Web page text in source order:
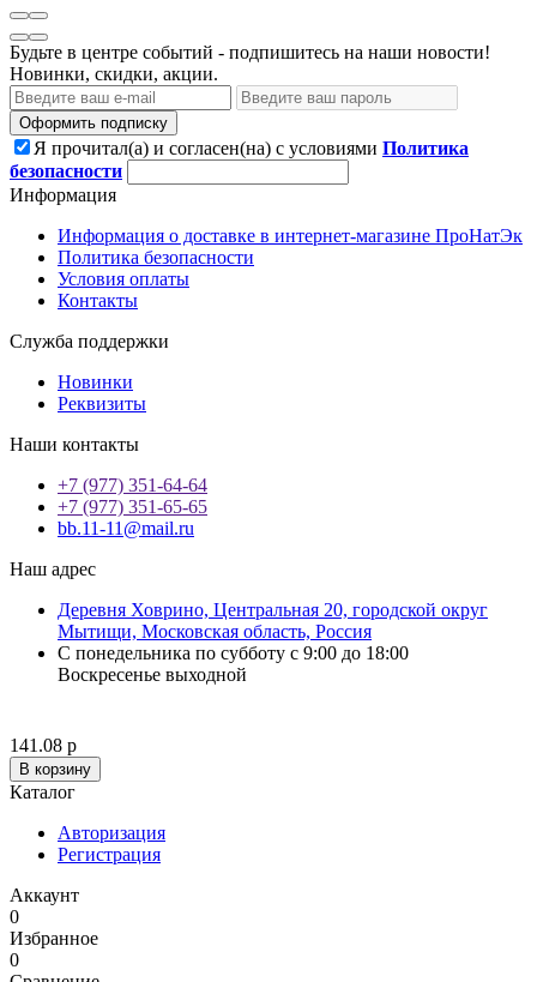
Будьте в центре событий - подпишитесь на наши новости!
Новинки, скидки, акции.
Оформить подписку
Я прочитал(а) и согласен(на) с условиями Политика
безопасности
Информация
Информация о доставке в интернет-магазине ПроНатЭк
Политика безопасности
Условия оплаты
Контакты
Служба поддержки
Новинки
Реквизиты
Наши контакты
+7 (977) 351-64-64
+7 (977) 351-65-65
bb.11-11@mail.ru
Наш адрес
Деревня Ховрино, Центральная 20, городской округ
Мытищи, Московская область, Россия
С понедельника по субботу с 9:00 до 18:00
Воскресенье выходной
141.08 р
В корзину
Каталог
Авторизация
Регистрация
Аккаунт
0
Избранное
0